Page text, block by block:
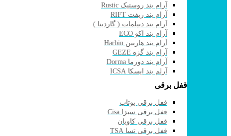
آرام بند روستیک Rustic
آرام بند ریفت RIFT
آرام بند دیپلمات ( گاردینا )
آرام بند اکو ECO
آرام بند هاربین Harbin
آرام بند گزه GEZE
آرام بند دورما Dorma
آرلم بند ایسکا ICSA
قفل برقی
قفل برقی یوتاب
قفل برقی سیزا Cisa
قفل برقی کاویان
قفل برقی تسا TSA